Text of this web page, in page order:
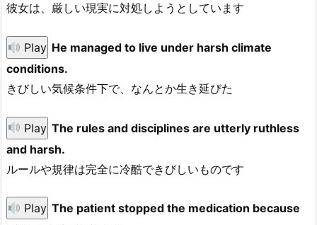
彼女は、厳しい現実に対処しようとしています
Play He managed to live under harsh climate
conditions.
きびしい気候条件下で、なんとか生き延びた
Play The rules and disciplines are utterly ruthless
and harsh.
ルールや規律は完全に冷酷できびしいものです
Play The patient stopped the medication because